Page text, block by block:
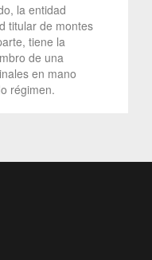
la entidad
titular de montes
tiene la
de una
en mano
régimen.